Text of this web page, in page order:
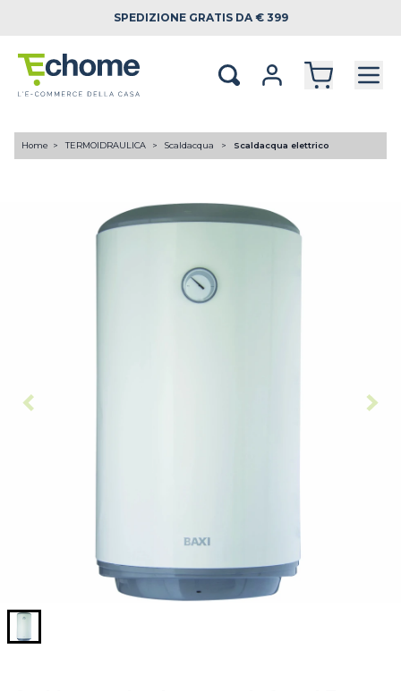
SPEDIZIONE GRATIS DA € 399
Home TERMOIDRAULICA Scaldacqua Scaldacqua elettrico